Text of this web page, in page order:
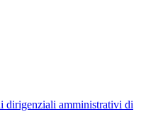
dirigenziali amministrativi di